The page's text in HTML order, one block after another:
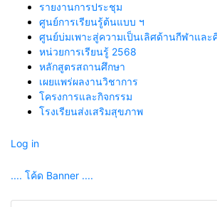
รายงานการประชุม
ศูนย์การเรียนรู้ต้นแบบ ฯ
ศูนย์บ่มเพาะสู่ความเป็นเลิศด้านกีฬาและ
หน่วยการเรียนรู้ 2568
หลักสูตรสถานศึกษา
เผยแพร่ผลงานวิชาการ
โครงการและกิจกรรม
โรงเรียนส่งเสริมสุขภาพ
Log in
.... โค้ด Banner ....